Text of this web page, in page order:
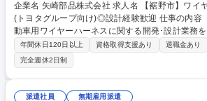
企業名 矢崎部品株式会社 求人名 【裾野市】ワイヤーハーネスの開発/設計
(トヨタグループ向け)◎設計経験歓迎 仕事の内容 トヨタグループ様向け自
動車用ワイヤーハーネスに関する開発･設計業務
カーメーカーに近い立場で設計開発に携われるた
ジションです。 自動車メーカーや社内営業部門・工場部門との調整や工程
確認等の業務がございます。企画段階～量産まで
のため 、幅広い設計業務が経験ができ、車両開
す。 【募集背景】自動車の電動化が進む今、EV
年間休日120日以上 資格取得支援あり 退職金あり
完全週休2日制
派遣社員 無期雇用派遣